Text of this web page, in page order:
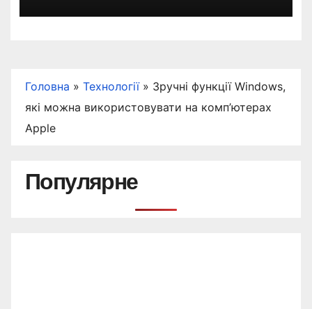
Головна » Технології» Зручні функції Windows,
які можна використовувати на комп’ютерах
Apple
Популярне